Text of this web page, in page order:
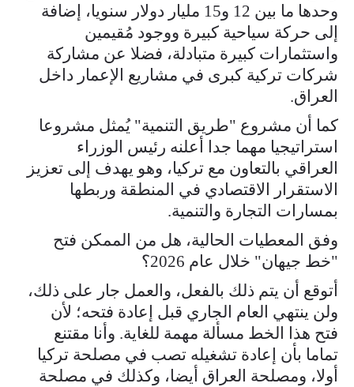
وحدها ما بين 12 و15 مليار دولار سنويا، إضافة
إلى حركة سياحية كبيرة ووجود مُقيمين
واستثمارات كبيرة متبادلة، فضلا عن مشاركة
شركات تركية كبرى في مشاريع الإعمار داخل
العراق.
كما أن مشروع "طريق التنمية" يُمثل مشروعا
استراتيجيا مهما جدا أعلنه رئيس الوزراء
العراقي بالتعاون مع تركيا، وهو يهدف إلى تعزيز
الاستقرار الاقتصادي في المنطقة وربطها
بمسارات التجارة والتنمية.
وفق المعطيات الحالية، هل من الممكن فتح
"خط جيهان" خلال عام 2026؟
أتوقع أن يتم ذلك بالفعل، والعمل جار على ذلك،
ولن ينتهي العام الجاري قبل إعادة فتحه؛ لأن
فتح هذا الخط مسألة مهمة للغاية. وأنا مقتنع
تماما بأن إعادة تشغيله تصب في مصلحة تركيا
أولا، ومصلحة العراق أيضا، وكذلك في مصلحة